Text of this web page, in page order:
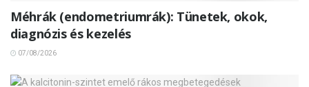
Méhrák (endometriumrák): Tünetek, okok,
diagnózis és kezelés
07/08/2026